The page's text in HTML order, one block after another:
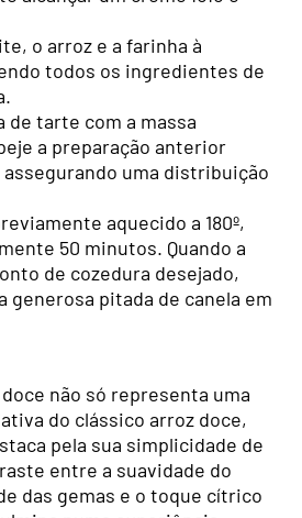
o arroz e a farinha à
todos os ingredientes de
de tarte com a massa
a preparação anterior
assegurando uma distribuição
aquecido a 180º,
50 minutos. Quando a
de cozedura desejado,
generosa pitada de canela em
não só representa uma
do clássico arroz doce,
pela sua simplicidade de
entre a suavidade do
das gemas e o toque cítrico